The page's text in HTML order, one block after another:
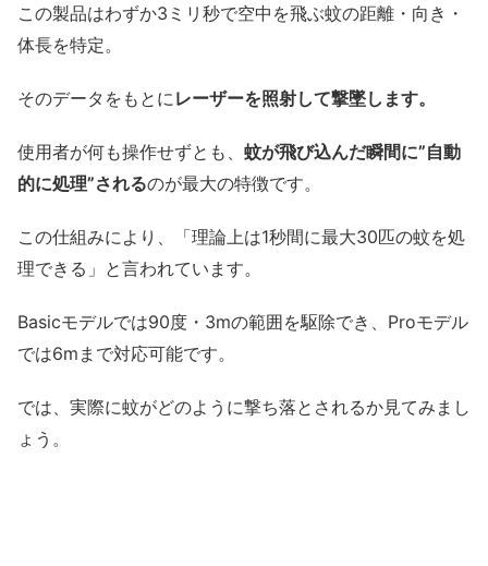
この製品はわずか3ミリ秒で空中を飛ぶ蚊の距離・向き・
体長を特定。
そのデータをもとに レーザーを照射して撃墜します。
使用者が何も操作せずとも、 蚊が飛び込んだ瞬間に”自動
的に処理”されるのが最大の特徴です。
この仕組みにより、「理論上は1秒間に最大30匹の蚊を処
理できる」と言われています。
Basicモデルでは90度・3mの範囲を駆除でき、Proモデル
では6mまで対応可能です。
では、実際に蚊がどのように撃ち落とされるか見てみまし
ょう。